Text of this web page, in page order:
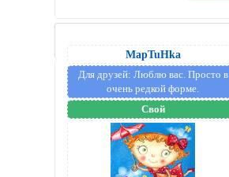
MapTuHka
Для друзей: Люблю вас. Просто в
очень редкой форме.
Свой